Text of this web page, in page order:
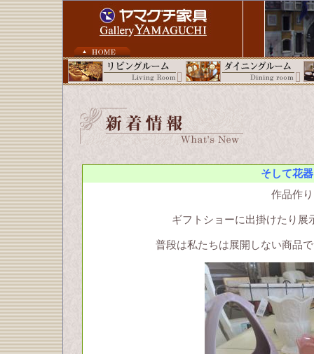
そして花
作品作
ギフトショーに出掛けたり展
普段は私たちは展開しない商品